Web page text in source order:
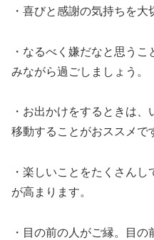
・喜びと感謝の気持ちを大
・なるべく嫌だなと思う
みながら過ごしましょう。
・お出かけをするときは
移動することがおススメで
・楽しいことをたくさん
が高まります。
・目の前の人がご縁。目